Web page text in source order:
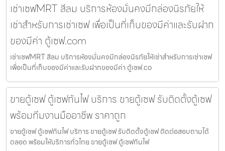
เช่าเซฟMRT สีลม บริการห้องมั่นคงมีกล่องนิรภัยให้
เช่าสำหรับการเช่าเซฟ เพื่อเป็นที่เก็บของมีค่าและรับฝาก
ของมีค่า ตู้เซฟ.com
เช่าเซฟMRT สีลม บริการห้องมั่นคงมีกล่องนิรภัยให้เช่าสำหรับการเช่าเซฟ
เพื่อเป็นที่เก็บของมีค่าและรับฝากของมีค่า ตู้เซฟ.co
ขายตู้เซฟ ตู้เซฟกันไฟ บริการ ขายตู้เซฟ รับติดตั้งตู้เซฟ
พร้อมทีมงานมืออาชีพ ราคาถูก
ขายตู้เซฟ ตู้เซฟกันไฟ บริการ ขายตู้เซฟ รับติดตั้งตู้เซฟ ติดต่อสอบถามได้
ตลอด พร้อมให้บริการทั่วไทย ขายตู้เซฟ ตู้เซฟกันไฟ